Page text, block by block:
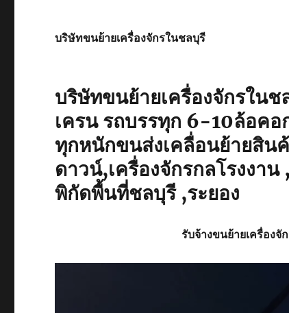
บริษัทขนย้ายเครื่องจักรในชลบุรี
บริษัทขนย้ายเครื่องจักรในช
เครน รถบรรทุก 6-10ล้อคอ
ทุกหนักขนส่งเคลื่อนย้ายสิน
ดาวน์,เครื่องจักรกลโรงงาน
พิกัดพื้นที่ชลบุรี ,ระยอง
รับจ้างขนย้ายเครื่องจั